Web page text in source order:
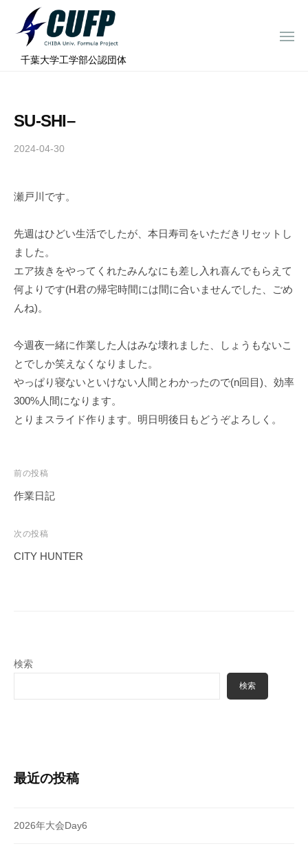
千
学
ォ
ミ
ラ
プ
ロ
ジ
ェ
ト
⠀千葉大学工学部公認団体
メ
SU-SHI–
2024-04-30
h
b
o
u
l
a
瀬戸川です。
先週はひどい生活でしたが、本日寿司をいただきリセットし
ました。
エア抜きをやってくれたみんなにも差し入れ喜んでもらえて
何よりです(H君の帰宅時間には間に合いませんでした、ごめ
んね)。
今週夜一緒に作業した人はみな壊れました、しょうもないこ
とでしか笑えなくなりました。
やっぱり寝ないといけない人間とわかったので(n回目)、効率
300%人間になります。
とりまスライド作ります。明日明後日もどうぞよろしく。
投
稿
ビ
ゲ
前の投稿
作業日記
次の投稿
CITY HUNTER
検索
検索
最近の投稿
2026年大会Day6
ミ
ラ
ェ
ト